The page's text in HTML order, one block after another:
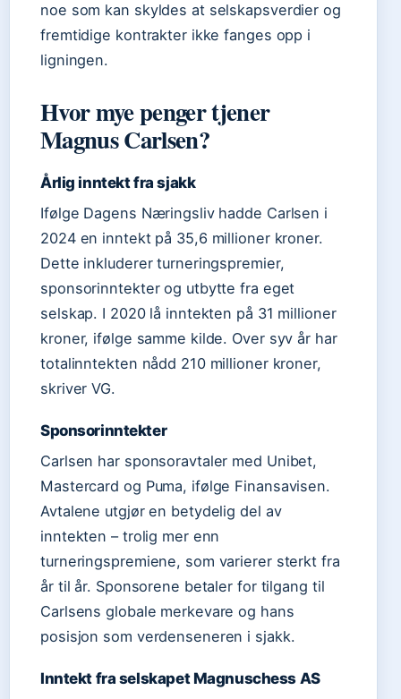
noe som kan skyldes at selskapsverdier og
fremtidige kontrakter ikke fanges opp i
ligningen.
Hvor mye penger tjener
Magnus Carlsen?
Årlig inntekt fra sjakk
Ifølge Dagens Næringsliv hadde Carlsen i
2024 en inntekt på 35,6 millioner kroner.
Dette inkluderer turneringspremier,
sponsorinntekter og utbytte fra eget
selskap. I 2020 lå inntekten på 31 millioner
kroner, ifølge samme kilde. Over syv år har
totalinntekten nådd 210 millioner kroner,
skriver VG.
Sponsorinntekter
Carlsen har sponsoravtaler med Unibet,
Mastercard og Puma, ifølge Finansavisen.
Avtalene utgjør en betydelig del av
inntekten – trolig mer enn
turneringspremiene, som varierer sterkt fra
år til år. Sponsorene betaler for tilgang til
Carlsens globale merkevare og hans
posisjon som verdenseneren i sjakk.
Inntekt fra selskapet Magnuschess AS